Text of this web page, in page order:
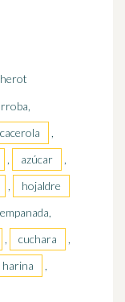
cacerola
,
, azúcar
,
,
hojaldre
, cuchara
,
harina
,